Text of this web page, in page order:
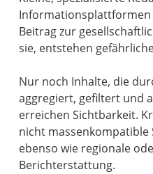
Informationsplattformen
Beitrag zur
sie, entstehen
Nur noch Inhalte, die
aggregiert, gefiltert und
erreichen Sichtbarkeit.
nicht
ebenso wie regionale
Berichterstattung.